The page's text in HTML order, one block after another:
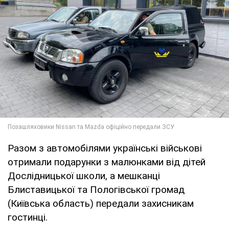
Разом з автомобілями українські військові
отримали подарунки з малюнками від дітей
Дослідницької школи, а мешканці
Блиставицької та Пологівської громад
(Київська область) передали захисникам
гостинці.